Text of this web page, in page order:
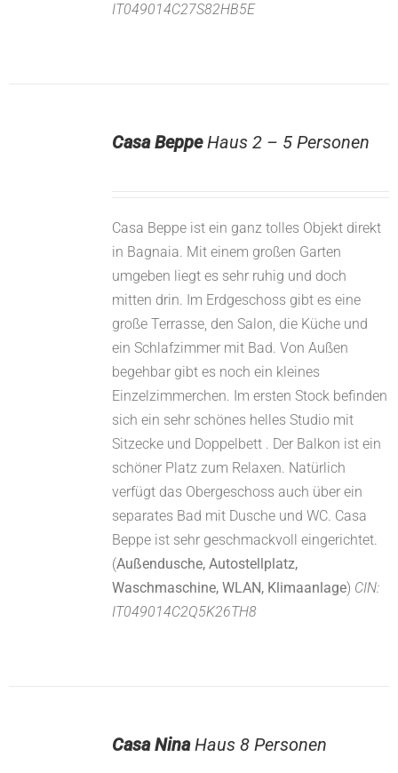
IT049014C27S82HB5E
Casa BeppeHaus 2 – 5 Personen
Casa Beppe ist ein ganz tolles Objekt direkt
in Bagnaia. Mit einem großen Garten
umgeben liegt es sehr ruhig und doch
mitten drin. Im Erdgeschoss gibt es eine
große Terrasse, den Salon, die Küche und
ein Schlafzimmer mit Bad. Von Außen
begehbar gibt es noch ein kleines
Einzelzimmerchen. Im ersten Stock befinden
sich ein sehr schönes helles Studio mit
Sitzecke und Doppelbett . Der Balkon ist ein
schöner Platz zum Relaxen. Natürlich
verfügt das Obergeschoss auch über ein
separates Bad mit Dusche und WC. Casa
Beppe ist sehr geschmackvoll eingerichtet.
(Außendusche, Autostellplatz,
Waschmaschine, WLAN, Klimaanlage) CIN:
IT049014C2Q5K26TH8
Casa NinaHaus 8 Personen